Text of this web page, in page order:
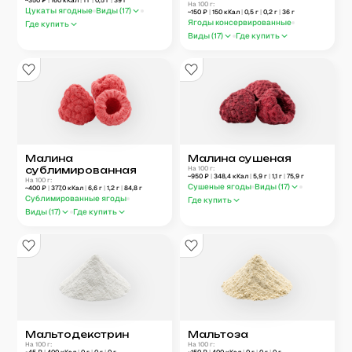
Цукаты ягодные Виды (17)
Где купить
На 100 г:
~150 ₽ | 150 кКал | 0,5 г | 0,2 г | 36 г
Ягоды консервированные
Виды (17) Где купить
Малина
сублимированная
На 100 г:
~400 ₽| 377,0 кКал| 6,6 г| 1,2 г| 84,8 г
Сублимированные ягоды
Виды (17) Где купить
Малина сушеная
На 100 г:
~950 ₽ | 348,4 кКал | 5,9 г | 1,1 г | 75,9 г
Сушеные ягоды Виды (17)
Где купить
Мальтодекстрин
На 100 г:
Мальтоза
На 100 г: